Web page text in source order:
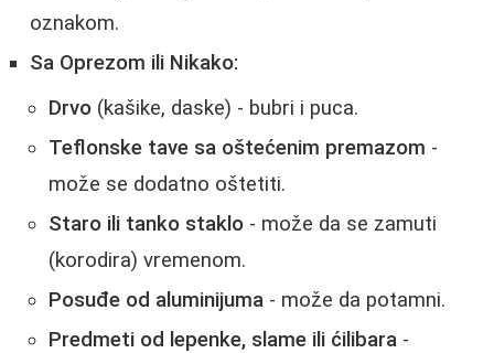
oznakom.
Sa Oprezom ili Nikako:
Drvo (kašike, daske) - bubri i puca.
Teflonske tave sa oštećenim premazom -
može se dodatno oštetiti.
Staro ili tanko staklo - može da se zamuti
(korodira) vremenom.
Posuđe od aluminijuma - može da potamni.
Predmeti od lepenke, slame ili ćilibara -